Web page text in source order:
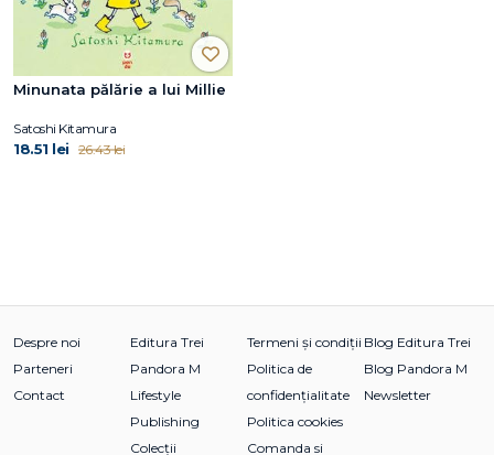
Minunata pălărie a lui Millie
Satoshi Kitamura
18.51 lei 26.43 lei
Despre noi
Parteneri
Contact
Editura Trei
Pandora M
Lifestyle
Publishing
Colecții
Termeni și condiții
Politica de
confidențialitate
Politica cookies
Comanda si
Blog Editura Trei
Blog Pandora M
Newsletter